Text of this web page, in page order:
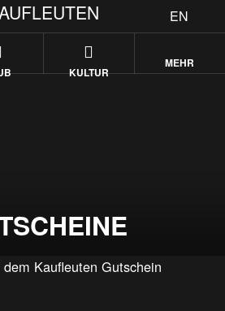
EN
KULTUR
MEHR
Kaufleuten Gutschein